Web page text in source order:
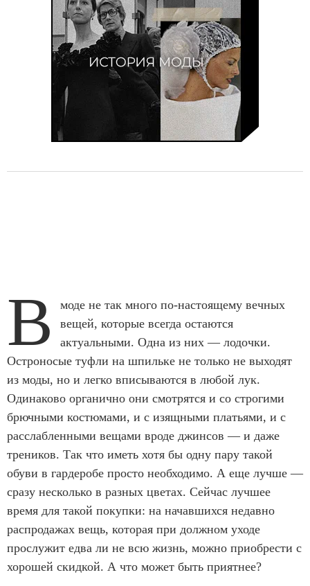
В
моде не так много по-настоящему вечных
вещей, которые всегда остаются
актуальными. Одна из них — лодочки.
Остроносые туфли на шпильке не только не выходят
из моды, но и легко вписываются в любой лук.
Одинаково органично они смотрятся и со строгими
брючными костюмами, и с изящными платьями, и с
расслабленными вещами вроде джинсов — и даже
треников. Так что иметь хотя бы одну пару такой
обуви в гардеробе просто необходимо. А еще лучше —
сразу несколько в разных цветах. Сейчас лучшее
время для такой покупки: на начавшихся недавно
распродажах вещь, которая при должном уходе
прослужит едва ли не всю жизнь, можно приобрести с
хорошей скидкой. А что может быть приятнее?